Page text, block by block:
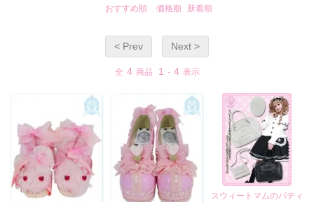
おすすめ順 価格順 新着順
< Prev Next >
全 4 商品 1 - 4 表示
スウィートマムのパティ